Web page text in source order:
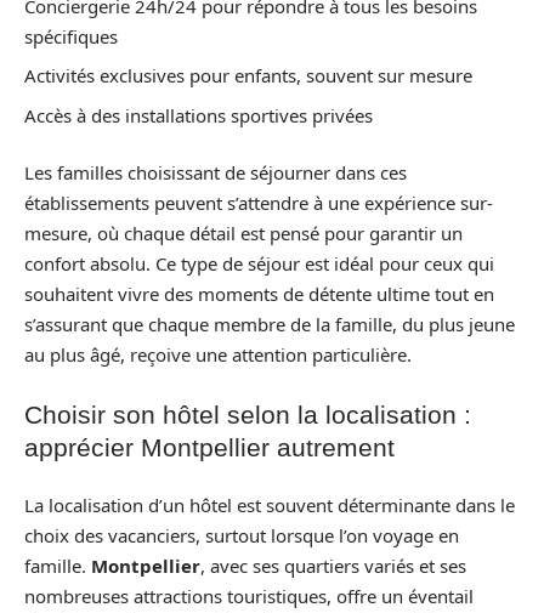
Conciergerie 24h/24 pour répondre à tous les besoins
spécifiques
Activités exclusives pour enfants, souvent sur mesure
Accès à des installations sportives privées
Les familles choisissant de séjourner dans ces
établissements peuvent s’attendre à une expérience sur-
mesure, où chaque détail est pensé pour garantir un
confort absolu. Ce type de séjour est idéal pour ceux qui
souhaitent vivre des moments de détente ultime tout en
s’assurant que chaque membre de la famille, du plus jeune
au plus âgé, reçoive une attention particulière.
Choisir son hôtel selon la localisation :
apprécier Montpellier autrement
La localisation d’un hôtel est souvent déterminante dans le
choix des vacanciers, surtout lorsque l’on voyage en
famille. Montpellier, avec ses quartiers variés et ses
nombreuses attractions touristiques, offre un éventail